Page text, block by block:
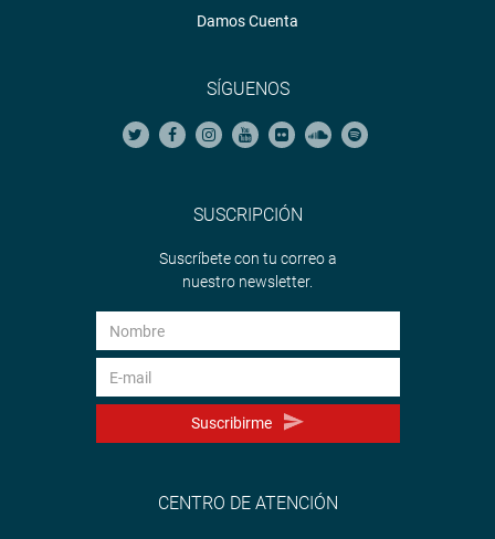
Damos Cuenta
SÍGUENOS
SUSCRIPCIÓN
Suscríbete con tu correo a
nuestro newsletter.
Suscribirme
CENTRO DE ATENCIÓN